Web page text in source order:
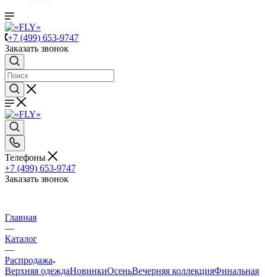
+7 (499) 653-9747
Заказать звонок
Телефоны
+7 (499) 653-9747
Заказать звонок
Главная
—
Каталог
—
Распродажа
Верхняя одеждаНовинкиОсеньВечерняя коллекцияФинальная